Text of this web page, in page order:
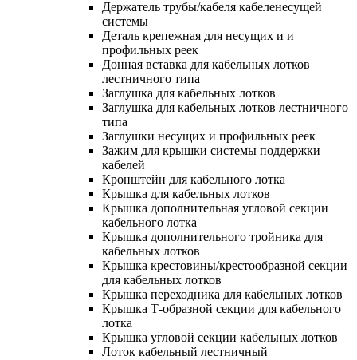
Держатель трубы/кабеля кабеленесущей
системы
Деталь крепежная для несущих и и
профильных реек
Донная вставка для кабельных лотков
лестничного типа
Заглушка для кабельных лотков
Заглушка для кабельных лотков лестничного
типа
Заглушки несущих и профильных реек
Зажим для крышки системы поддержки
кабелей
Кронштейн для кабельного лотка
Крышка для кабельных лотков
Крышка дополнительная угловой секции
кабельного лотка
Крышка дополнительного тройника для
кабельных лотков
Крышка крестовины/крестообразной секции
для кабельных лотков
Крышка переходника для кабельных лотков
Крышка Т-образной секции для кабельного
лотка
Крышка угловой секции кабельных лотков
Лоток кабельный лестничный